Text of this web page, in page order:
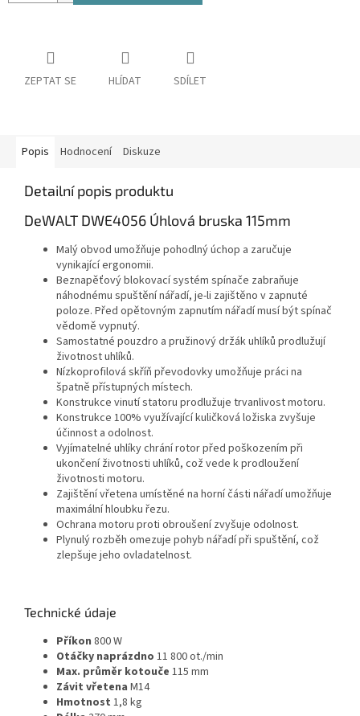
ZEPTAT SE HLÍDAT SDÍLET
Popis Hodnocení Diskuze
Detailní popis produktu
DeWALT DWE4056 Úhlová bruska 115mm
Malý obvod umožňuje pohodlný úchop a zaručuje
vynikající ergonomii.
Beznapěťový blokovací systém spínače zabraňuje
náhodnému spuštění nářadí, je-li zajištěno v zapnuté
poloze. Před opětovným zapnutím nářadí musí být spínač
vědomě vypnutý.
Samostatné pouzdro a pružinový držák uhlíků prodlužují
životnost uhlíků.
Nízkoprofilová skříň převodovky umožňuje práci na
špatně přístupných místech.
Konstrukce vinutí statoru prodlužuje trvanlivost motoru.
Konstrukce 100% využívající kuličková ložiska zvyšuje
účinnost a odolnost.
Vyjímatelné uhlíky chrání rotor před poškozením při
ukončení životnosti uhlíků, což vede k prodloužení
životnosti motoru.
Zajištění vřetena umístěné na horní části nářadí umožňuje
maximální hloubku řezu.
Ochrana motoru proti obroušení zvyšuje odolnost.
Plynulý rozběh omezuje pohyb nářadí při spuštění, což
zlepšuje jeho ovladatelnost.
Technické údaje
Příkon 800 W
Otáčky naprázdno 11 800 ot./min
Max. průměr kotouče 115 mm
Závit vřetena M14
Hmotnost 1,8 kg